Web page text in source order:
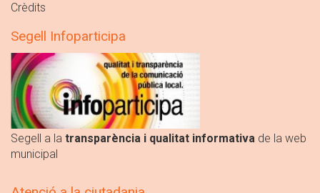
Crèdits
Segell Infoparticipa
Segell a la transparència i qualitat informativa de la web
municipal